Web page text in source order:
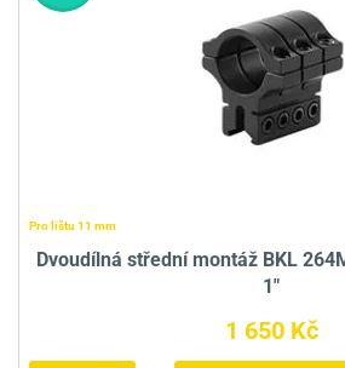
Pro lištu 11 mm
Dvoudílná střední montáž BKL
1"
1 650 Kč